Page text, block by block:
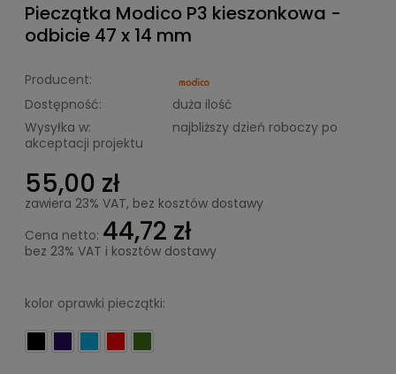
Pieczątka Modico P3 kieszonkowa -
odbicie 47 x 14 mm
Producent:
Dostępność:
duża ilość
Wysyłka w:
najbliższy dzień roboczy po
akceptacji projektu
55,00 zł
zawiera 23% VAT, bez kosztów dostawy
Cena netto: 44,72 zł
bez 23% VAT i kosztów dostawy
kolor oprawki pieczątki: